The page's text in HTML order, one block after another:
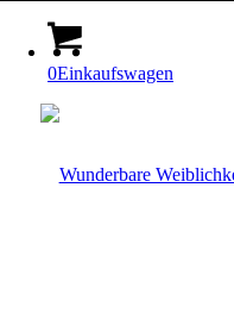
0Einkaufswagen